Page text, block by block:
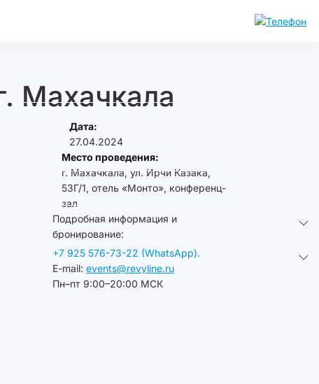
Махачкала
Дата:
27.04.2024
Место проведения:
г. Махачкала, ул. Ирчи Казака,
53Г/1, отель «Монто», конференц-
зал
Подробная информация и
бронирование:
+7 925 576-73-22 (WhatsApp).
E-mail: events@revyline.ru
Пн–пт 9:00–20:00 МСК